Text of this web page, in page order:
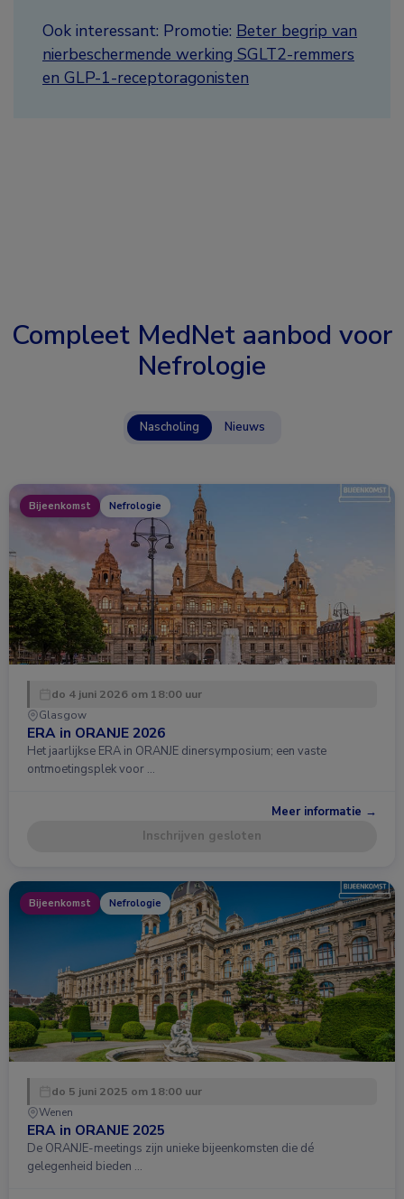
Ook interessant: Promotie: Beter begrip van
nierbeschermende werking SGLT2-remmers
en GLP-1-receptoragonisten
Compleet MedNet aanbod voor
Nefrologie
Nascholing Nieuws
Bijeenkomst Nefrologie
do 4 juni 2026 om 18:00 uur
Glasgow
ERA in ORANJE 2026
Het jaarlijkse ERA in ORANJE dinersymposium; een vaste
ontmoetingsplek voor …
Meer informatie →
Inschrijven gesloten
Bijeenkomst Nefrologie
do 5 juni 2025 om 18:00 uur
Wenen
ERA in ORANJE 2025
De ORANJE-meetings zijn unieke bijeenkomsten die dé
gelegenheid bieden …